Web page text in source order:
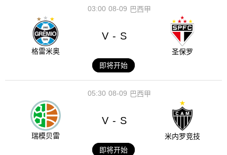
08-09
03:00 巴西甲
格雷米奥
V - S
圣保罗
即将开始
08-09
05:30 巴西甲
瑞模贝雷
V - S
米内罗竞技
即将开始